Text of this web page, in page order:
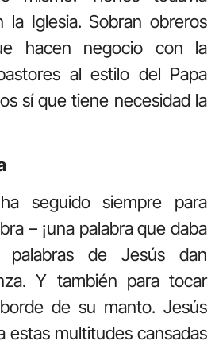
la Iglesia. Sobran obreros
hacen negocio con la
al estilo del Papa
sí que tiene necesidad la
seguido siempre para
– ¡una palabra que daba
palabras de Jesús dan
Y también para tocar
de su manto. Jesús
estas multitudes cansadas